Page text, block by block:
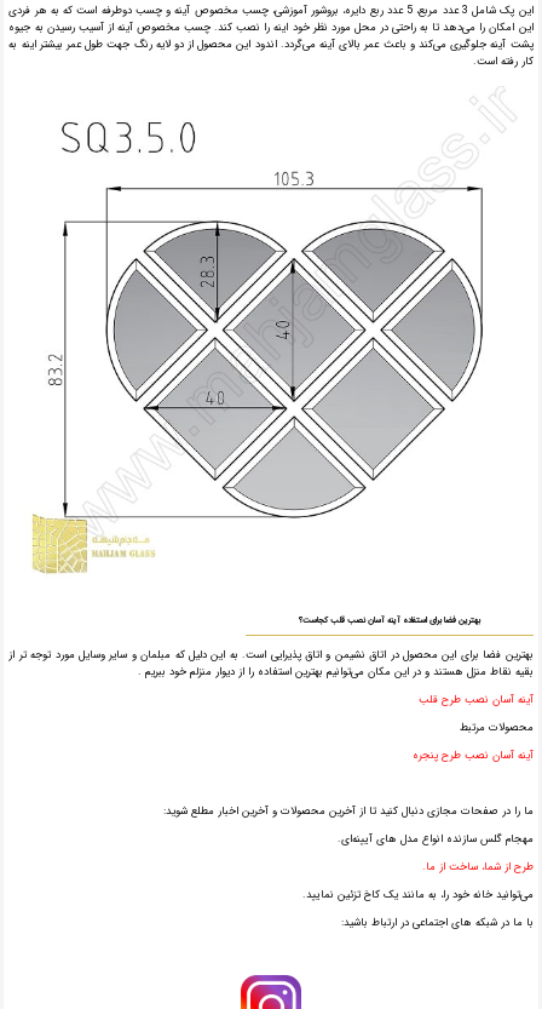
این پک شامل 3 عدد مربع، 5 عدد ربع دایره، بروشور آموزشی، چسب مخصوص آینه و چسب دو‌طرفه است که به هر فردی
این امکان را می‌دهد تا به راحتی در محل مورد نظر خود اینه را نصب کند. چسب مخصوص آینه از آسیب رسیدن به جیوه
پشت آینه جلوگیری می‌کند و باعث عمر بالای آینه می‌گردد. اندود این محصول از دو لایه رنگ جهت طول عمر بیشتر اینه به
کار رفته است.
بهترین فضا برای استفاده آینه آسان نصب قلب کجاست؟
بهترین فضا برای این محصول در اتاق نشیمن و اتاق پذیرایی است. به این دلیل که مبلمان و سایر وسایل مورد توجه تر از
بقیه نقاط منزل هستند و در این مکان می‌توانیم بهترین استفاده را از دیوار منزلم خود ببریم .
آینه آسان نصب طرح قلب
محصولات مرتبط
آینه آسان نصب طرح پنجره
ما را در صفحات مجازی دنبال کنید تا از آخرین محصولات و آخرین اخبار مطلع شوید:
مهجام گلس سازنده انواع مدل های آیینه‌ای.
طرح از شما، ساخت از ما.
می‌توانید خانه خود را، به مانند یک کاخ تزئین نمایید.
با ما در شبکه های اجتماعی در ارتباط باشید: